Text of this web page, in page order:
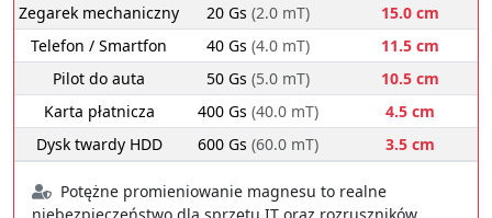
Zegarek mechaniczny
20 Gs (2.0 mT)
15.0 cm
Telefon / Smartfon
40 Gs (4.0 mT)
11.5 cm
Pilot do auta
50 Gs (5.0 mT)
10.5 cm
Karta płatnicza
400 Gs (40.0 mT)
4.5 cm
Dysk twardy HDD
600 Gs (60.0 mT) 3.5 cm
Potężne promieniowanie magnesu to realne
niebezpieczeństwo dla sprzętu IT oraz rozruszników